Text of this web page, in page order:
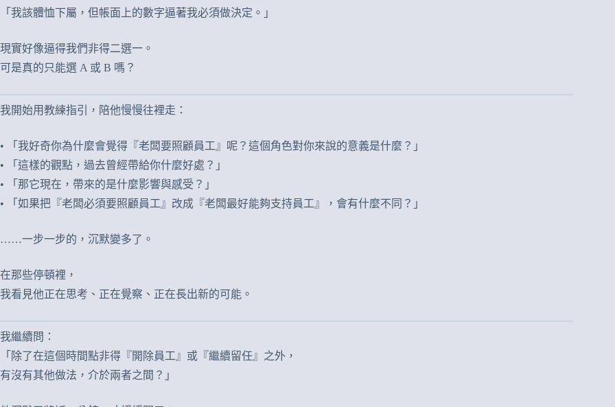
「我該體恤下屬，但帳面上的數字逼著我必須做決定。」
現實好像逼得我們非得二選一。
可是真的只能選 A 或 B 嗎？
我開始用教練指引，陪他慢慢往裡走：
• 「我好奇你為什麼會覺得『老闆要照顧員工』呢？這個角色對你來說的意義是什麼？」
• 「這樣的觀點，過去曾經帶給你什麼好處？」
• 「那它現在，帶來的是什麼影響與感受？」
• 「如果把『老闆必須要照顧員工』改成『老闆最好能夠支持員工』，會有什麼不同？」
……一步一步的，沉默變多了。
在那些停頓裡，
我看見他正在思考、正在覺察、正在長出新的可能。
我繼續問：
「除了在這個時間點非得『開除員工』或『繼續留任』之外，
有沒有其他做法，介於兩者之間？」